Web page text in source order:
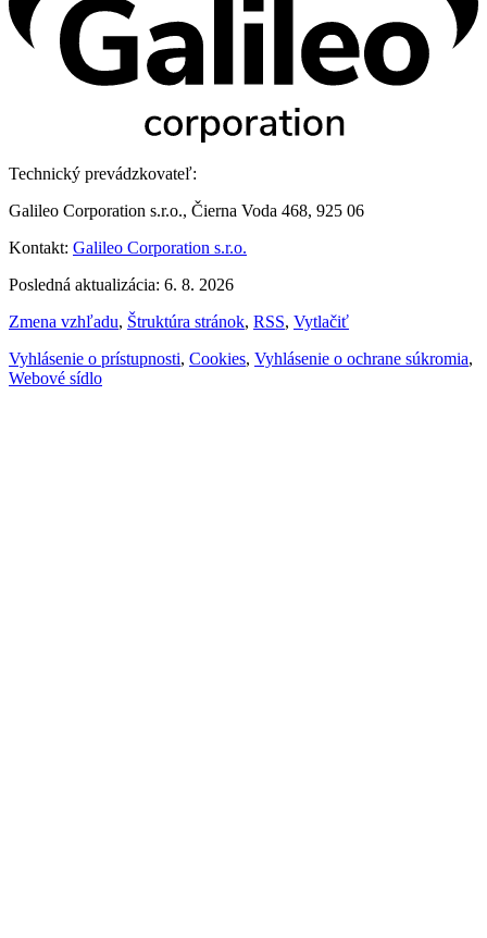
Technický prevádzkovateľ:
Galileo Corporation s.r.o., Čierna Voda 468, 925 06
Kontakt: Galileo Corporation s.r.o.
Posledná aktualizácia: 6. 8. 2026
Zmena vzhľadu, Štruktúra stránok, RSS, Vytlačiť
Vyhlásenie o prístupnosti, Cookies, Vyhlásenie o ochrane súkromia,
Webové sídlo